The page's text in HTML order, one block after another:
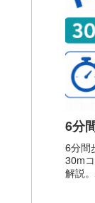
6分
6分間
30m
解説